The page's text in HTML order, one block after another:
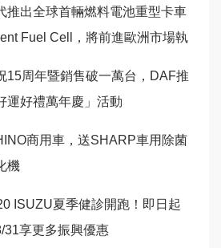
推出全球首輛燃料電池重型卡車
Fuel Cell，將前進歐洲市場執
15周年暨銷售破一萬台，DAF推
運好禮萬年慶」活動
商用車，送SHARP車用除菌
機
ISUZU夏季健診開跑！即日起
31享更多振興優惠